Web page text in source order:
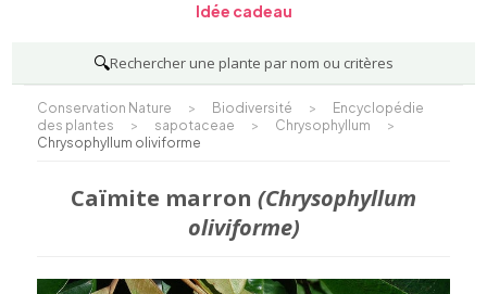
Idée cadeau
🔍Rechercher une plante par nom ou critères
Conservation Nature > Biodiversité >
Encyclopédie
des plantes
> sapotaceae > Chrysophyllum
>
Chrysophyllum oliviforme
Caïmite marron (Chrysophyllum
oliviforme)